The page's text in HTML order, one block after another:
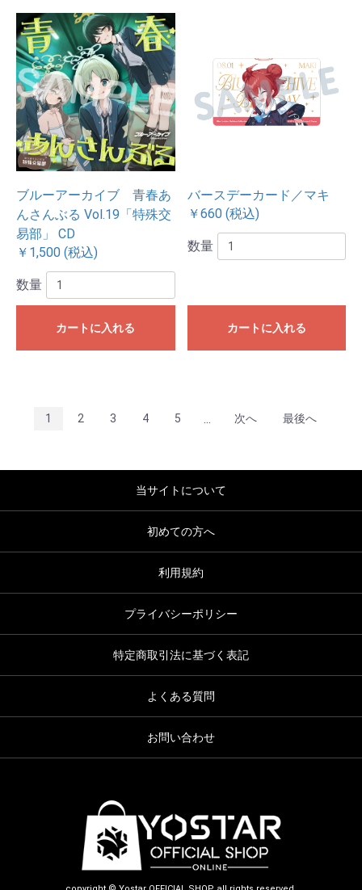
ブルーアーカイブ 青春あ
んさんぶる Vol.19「特殊交
易部」 CD
￥1,500 (税込)
数量
カートに入れる
バースデーカード／マキ
￥660 (税込)
数量
カートに入れる
1 2 3 4 5 ... 次へ 最後へ
当サイトについて
初めての方へ
利用規約
プライバシーポリシー
特定商取引法に基づく表記
よくある質問
お問い合わせ